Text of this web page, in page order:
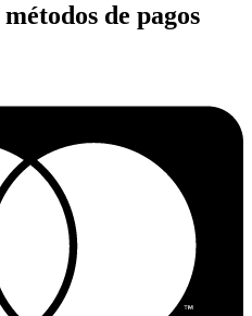
de pagos